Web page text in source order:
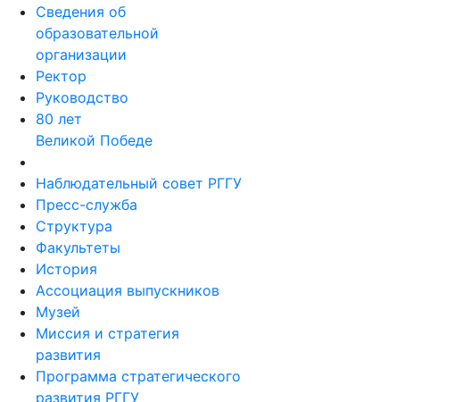
Сведения об
образовательной
организации
Ректор
Руководство
80 лет
Великой Победе
Наблюдательный совет РГГУ
Пресс-служба
Структура
Факультеты
История
Ассоциация выпускников
Музей
Миссия и стратегия
развития
Программа стратегического
развития РГГУ